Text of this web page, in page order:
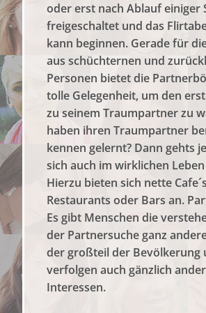
oder erst nach Ablauf einiger
freigeschaltet und das
kann beginnen. Gerade für
aus schüchternen und
Personen bietet die
tolle Gelegenheit, um den
zu seinem Traumpartner zu
haben ihren Traumpartner
kennen gelernt? Dann gehts
sich auch im wirklichen
Hierzu bieten sich nette
Restaurants oder Bars an.
Es gibt Menschen die
der Partnersuche ganz
der großteil der Bevölkerung
verfolgen auch gänzlich
Interessen.